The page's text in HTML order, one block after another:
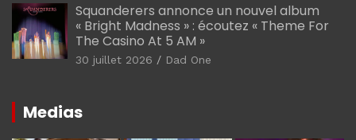
Squanderers annonce un nouvel album
« Bright Madness » : écoutez « Theme For
The Casino At 5 AM »
30 juillet 2026 Dad One
Medias